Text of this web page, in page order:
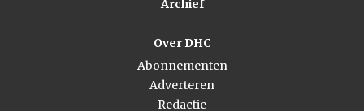
Archief
Over DHC
Abonnementen
Adverteren
Redactie